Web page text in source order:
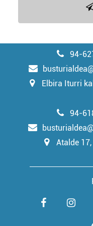
94-
Elbira Iturri
94-
Atalde